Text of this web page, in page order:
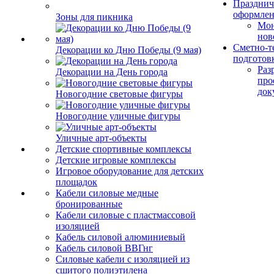
Зоны для пикника
Декорации ко Дню Победы (9 мая)
Декорации на День города
Новогодние световые фигуры
Новогодние уличные фигуры
Уличные арт-объекты
Детские спортивные комплексы
Детские игровые комплексы
Игровое оборудование для детских
площадок
Кабели силовые медные
бронированные
Кабели силовые с пластмассовой
изоляцией
Кабель силовой алюминиевый
Кабель силовой ВВГнг
Силовые кабели с изоляцией из
сшитого полиэтилена
Сметно-